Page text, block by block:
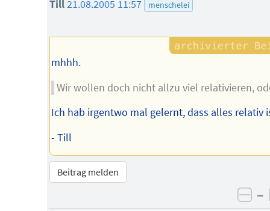
Till21.08.2005 11:57 menschelei
mhhh.
Wir wollen doch nicht allzu viel relativieren,
Ich hab irgentwo mal gelernt, dass alles relativ
- Till
Beitrag melden
–